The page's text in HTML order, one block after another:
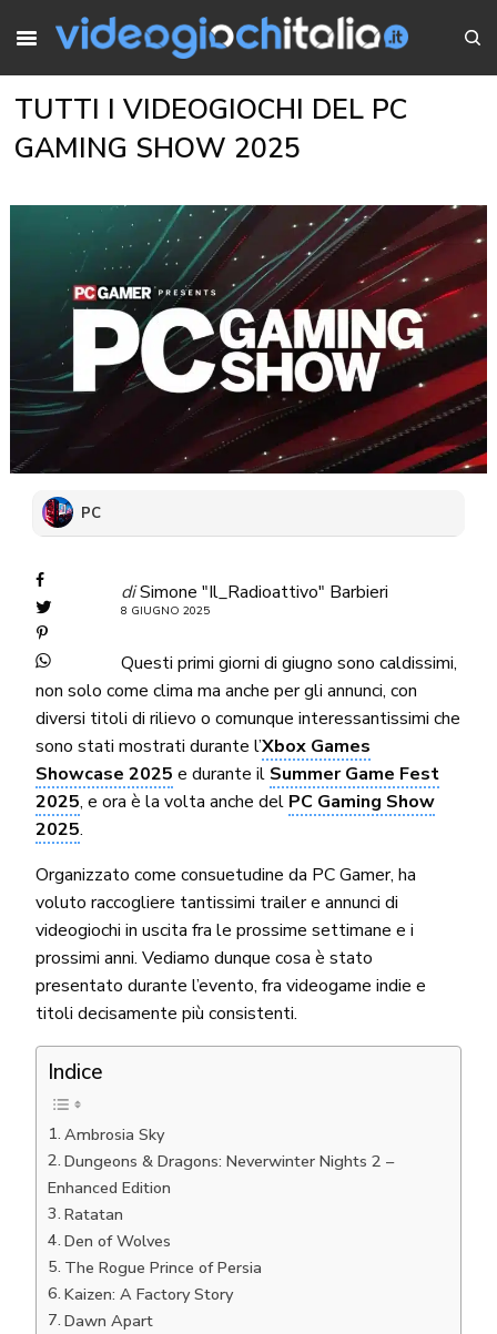
TUTTI I VIDEOGIOCHI DEL PC
GAMING SHOW 2025
PC
diSimone "Il_Radioattivo" Barbieri
8 GIUGNO 2025
Questi primi giorni di giugno sono caldissimi,
non solo come clima ma anche per gli annunci, con
diversi titoli di rilievo o comunque interessantissimi che
sono stati mostrati durante l’Xbox Games
Showcase 2025 e durante il Summer Game Fest
2025, e ora è la volta anche del PC Gaming Show
2025.
Organizzato come consuetudine da PC Gamer, ha
voluto raccogliere tantissimi trailer e annunci di
videogiochi in uscita fra le prossime settimane e i
prossimi anni. Vediamo dunque cosa è stato
presentato durante l’evento, fra videogame indie e
titoli decisamente più consistenti.
Indice
Ambrosia Sky
Dungeons & Dragons: Neverwinter Nights 2 –
Enhanced Edition
Ratatan
Den of Wolves
The Rogue Prince of Persia
Kaizen: A Factory Story
Dawn Apart